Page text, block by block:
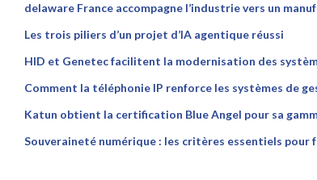
delaware France accompagne l’industrie vers un
Les trois piliers d’un projet d’IA agentique réussi
HID et Genetec facilitent la modernisation des
Comment la téléphonie IP renforce les systèmes de
Katun obtient la certification Blue Angel pour sa
Souveraineté numérique : les critères essentiels pour